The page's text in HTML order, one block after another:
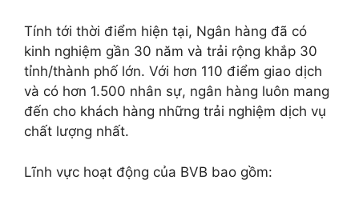
Tính tới thời điểm hiện tại, Ngân hàng đã có
kinh nghiệm gần 30 năm và trải rộng khắp 30
tỉnh/thành phố lớn. Với hơn 110 điểm giao dịch
và có hơn 1.500 nhân sự, ngân hàng luôn mang
đến cho khách hàng những trải nghiệm dịch vụ
chất lượng nhất.
Lĩnh vực hoạt động của BVB bao gồm: